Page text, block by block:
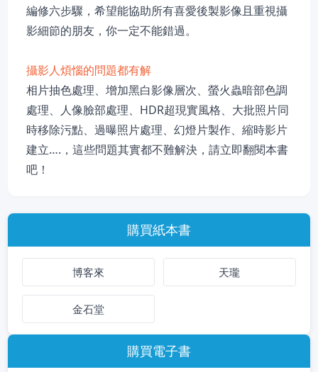
編修六步驟，希望能協助所有喜愛後製影像且重視攝
影細節的朋友，你一定不能錯過。
攝影人煩惱的問題都有解
相片抽色處理、增加黑白影像層次、螢火蟲暗部色調
處理、人像臉部處理、HDR超現實風格、大批照片同
時移除污點、過曝照片處理、幻燈片製作、縮時影片
建立….，這些問題其實都不難解決，請立即翻閱本書
吧！
購買紙本書
博客來 天瓏
金石堂
購買電子書